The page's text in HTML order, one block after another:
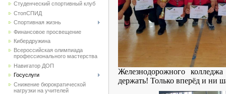
Студенческий спортивный клуб
CтопСПИД
Спортивная жизнь
Финансовое просвещение
Кибердружина
Всероссийская олимпиада
профессионального мастерства
Навигатор ДОП
Госуслуги
Снижение бюрократической
нагрузки на учителей
Железнодорожного
держать! Только вперёд и ни